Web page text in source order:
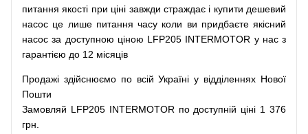
питання якості при ціні завжди страждає і купити дешевий
насос це лише питання часу коли ви придбаєте якісний
насос за доступною ціною LFP205 INTERMOTOR у нас з
гарантією до 12 місяців
Продажі здійснюємо по всій Україні у відділеннях Нової
Пошти
Замовляй LFP205 INTERMOTOR по доступній ціні 1 376
грн.